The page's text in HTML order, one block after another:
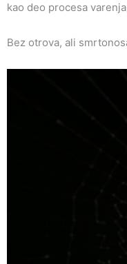
kao deo procesa
Bez otrova, ali